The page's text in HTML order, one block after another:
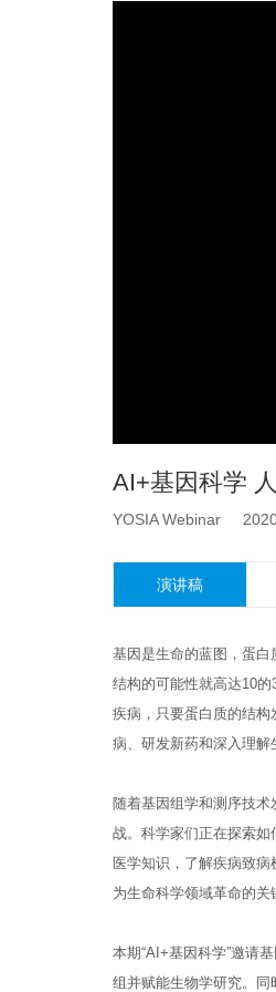
AI+基因科学
YOSIA Webinar
演讲稿
基因是生命的蓝图，蛋
结构的可能性就高达10
疾病，只要蛋白质的结
病、研发新药和深入理解
随着基因组学和测序技
战。科学家们正在探索
医学知识，了解疾病致
为生命科学领域革命的关
本期“AI+基因科学”邀请
组并赋能生物学研究。同